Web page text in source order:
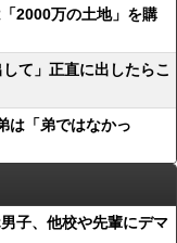
2000万の土地」を購
て」正直に出したらこ
は「弟ではなかっ
子、他校や先輩にデマ